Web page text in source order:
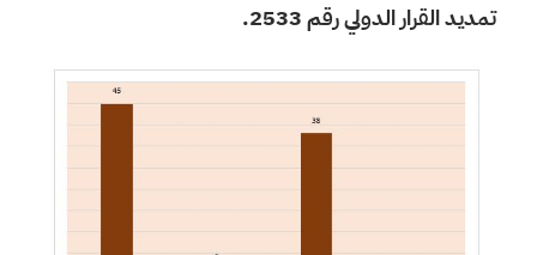
تمديد القرار الدولي رقم 2533.